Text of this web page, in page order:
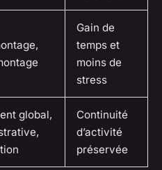
Gain de
temps et
moins de
stress
global,
Continuité
d’activité
préservée